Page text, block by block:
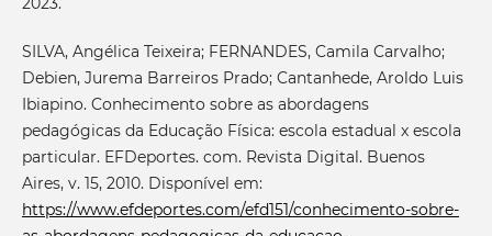
SILVA, Angélica Teixeira; FERNANDES, Camila Carvalho;
Debien, Jurema Barreiros Prado; Cantanhede, Aroldo Luis
Ibiapino. Conhecimento sobre as abordagens
pedagógicas da Educação Física: escola estadual x escola
particular. EFDeportes. com. Revista Digital. Buenos
Aires, v. 15, 2010. Disponível em:
https://www.efdeportes.com/efd151/conhecimento-sobre-